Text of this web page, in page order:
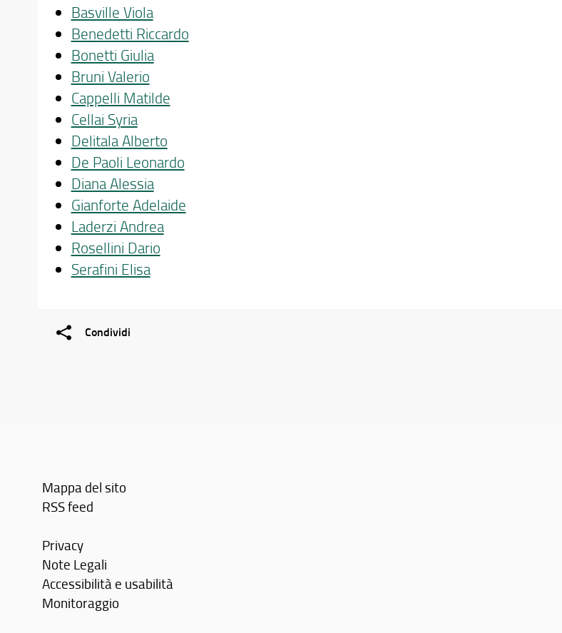
Basville Viola
Benedetti Riccardo
Bonetti Giulia
Bruni Valerio
Cappelli Matilde
Cellai Syria
Delitala Alberto
De Paoli Leonardo
Diana Alessia
Gianforte Adelaide
Laderzi Andrea
Rosellini Dario
Serafini Elisa
Condividi
Mappa del sito
RSS feed
Privacy
Note Legali
Accessibilità e usabilità
Monitoraggio